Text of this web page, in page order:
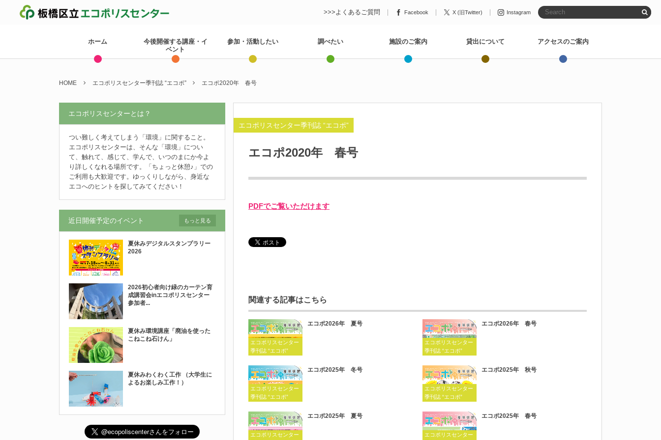
>>>よくあるご質問 Facebook X (旧Twitter) Instagram
ホーム
今後開催する講座・イ
ベント
参加・活動したい 調べたい 施設のご案内 貸出について アクセスのご案内
HOME エコポリスセンター季刊誌 “エコポ” エコポ2020年 春号
エコポリスセンター季刊誌 “エコポ”
エコポ2020年 春号
PDFでご覧いただけます
関連する記事はこちら
エコポリスセンター
季刊誌 “エコポ”
エコポ2026年 夏号
エコポリスセンター
季刊誌 “エコポ”
エコポ2026年 春号
エコポリスセンター
季刊誌 “エコポ”
エコポ2025年 冬号
エコポリスセンター
季刊誌 “エコポ”
エコポ2025年 秋号
エコポリスセンター
エコポ2025年 夏号
エコポリスセンター
エコポ2025年 春号
エコポリスセンターとは？
つい難しく考えてしまう「環境」に関すること。
エコポリスセンターは、そんな「環境」につい
て、触れて、感じて、学んで、いつのまにか今よ
り詳しくなれる場所です。「ちょっと休憩♪」での
ご利用も大歓迎です。ゆっくりしながら、身近な
エコへのヒントを探してみてください！
近日開催予定のイベント
夏休みデジタルスタンプラリー
2026
2026初心者向け緑のカーテン育
成講習会inエコポリスセンター
参加者...
夏休み環境講座「廃油を使った
こねこね石けん」
夏休みわくわく工作 （大学生に
よるお楽しみ工作！）
もっと見る